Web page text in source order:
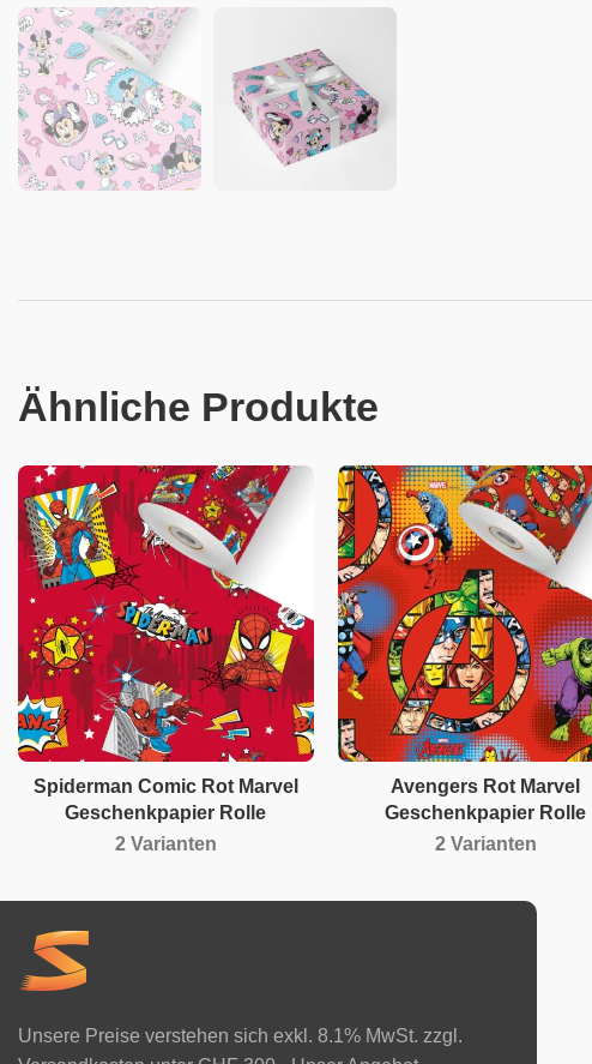
Ähnliche Produkte
Spiderman Comic Rot Marvel
Geschenkpapier Rolle
2 Varianten
Avengers Rot Marvel
Geschenkpapier Rolle
2 Varianten
Unsere Preise verstehen sich exkl. 8.1% MwSt. zzgl.